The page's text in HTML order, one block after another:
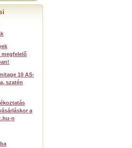
megfelelő
10 AS-
szatén
a
n